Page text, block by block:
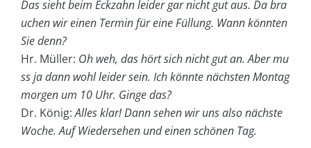
Das sieht beim Eckzahn leider gar nicht gut aus. Da bra
uchen wir einen Termin für eine Füllung. Wann könnten
Sie denn?
Hr. Müller: Oh weh, das hört sich nicht gut an. Aber mu
ss ja dann wohl leider sein. Ich könnte nächsten Montag
morgen um 10 Uhr. Ginge das?
Dr. König:Alles klar! Dann sehen wir uns also nächste
Woche. Auf Wiedersehen und einen schönen Tag.